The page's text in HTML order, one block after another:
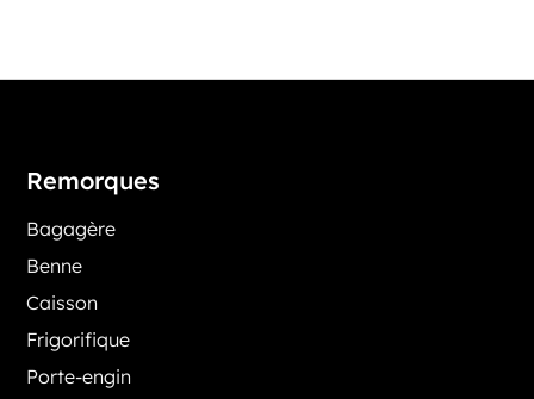
Remorques
Bagagère
Benne
Caisson
Frigorifique
Porte-engin